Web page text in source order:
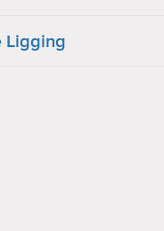
Ligging